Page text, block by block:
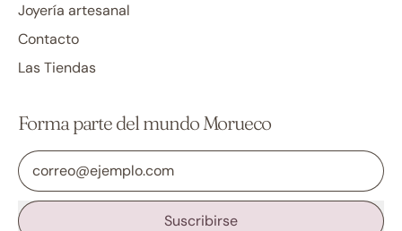
Joyería artesanal
Contacto
Las Tiendas
Forma parte del mundo Morueco
Dirección de correo electrónico
Suscribirse